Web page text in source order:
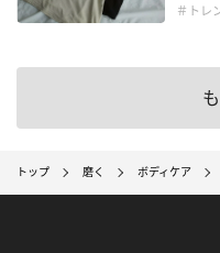
＃トレ
トップ 磨く ボディケア